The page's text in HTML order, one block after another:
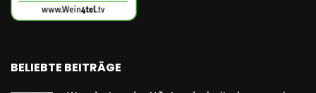
BELIEBTE BEITRÄGE